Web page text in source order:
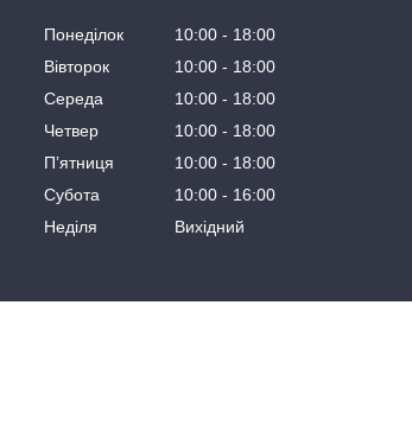
Понеділок 10:00
18:00
Вівторок
10:00
18:00
Середа
10:00
18:00
Четвер
10:00
18:00
Пʼятниця
10:00
18:00
Субота
10:00
16:00
Неділя
Вихідний